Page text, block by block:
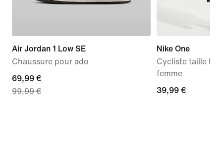
Air Jordan 1 Low SE
Chaussure pour ado
current
price
69,99 €
99,99 €
Nike One
Cycliste taille
femme
39,99 €
39,99 €